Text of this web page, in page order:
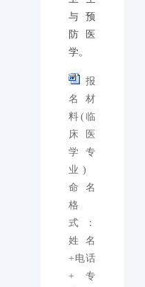
与预
防医
学。
报
名材
料(临
床医
学专
业)
命名
格
式：
姓名
+电话
+专